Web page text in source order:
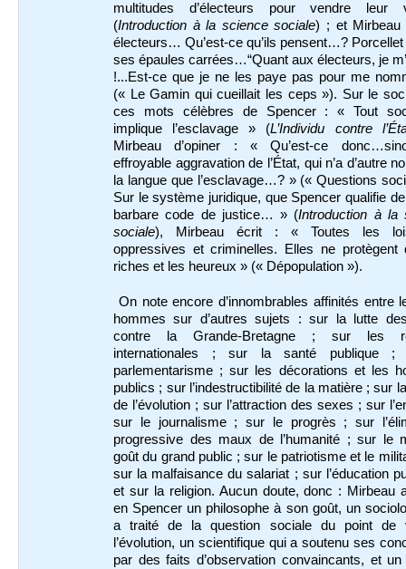
multitudes d’électeurs pour vendre
(Introduction à la science sociale) ; et Mirbeau
électeurs… Qu’est-ce qu’ils pensent…?
ses épaules carrées…“Quant aux électeurs, je
!...Est-ce que je ne les paye pas pour me
(« Le Gamin qui cueillait les ceps »). Sur le
ces mots célèbres de Spencer : « Tout
implique l’esclavage » (L’Individu contre
Mirbeau d’opiner : « Qu’est-ce
effroyable aggravation de l’État, qui n’a d’autre
la langue que l’esclavage…? » (« Questions
Sur le système juridique, que Spencer qualifie
barbare code de justice… » (Introduction à la
sociale), Mirbeau écrit : « Toutes les
oppressives et criminelles. Elles ne protègent
riches et les heureux » (« Dépopulation »).
On note encore d’innombrables affinités entre
hommes sur d’autres sujets : sur la lutte
contre la Grande-Bretagne ; sur les
internationales ; sur la santé publique
parlementarisme ; sur les décorations et les
publics ; sur l’indestructibilité de la matière ; sur
de l’évolution ; sur l’attraction des sexes ; sur
sur le journalisme ; sur le progrès ; sur
progressive des maux de l’humanité ; sur le
goût du grand public ; sur le patriotisme et le
sur la malfaisance du salariat ; sur l’éducation
et sur la religion. Aucun doute, donc : Mirbeau
en Spencer un philosophe à son goût, un
a traité de la question sociale du point de
l’évolution, un scientifique qui a soutenu ses
par des faits d’observation convaincants, et un